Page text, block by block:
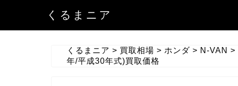
くるまニア
くるまニア > 買取相場 > ホンダ > N-VAN >
年/平成30年式)買取価格